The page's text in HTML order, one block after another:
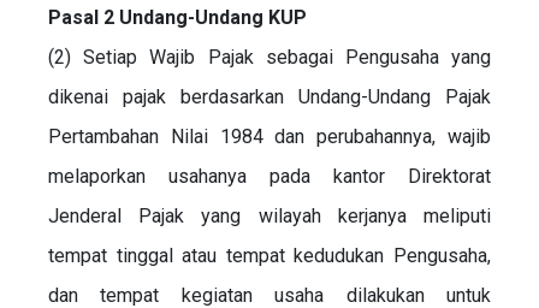
Pasal 2 Undang-Undang KUP
(2) Setiap Wajib Pajak sebagai Pengusaha yang
dikenai pajak berdasarkan Undang-Undang Pajak
Pertambahan Nilai 1984 dan perubahannya, wajib
melaporkan usahanya pada kantor Direktorat
Jenderal Pajak yang wilayah kerjanya meliputi
tempat tinggal atau tempat kedudukan Pengusaha,
dan tempat kegiatan usaha dilakukan untuk